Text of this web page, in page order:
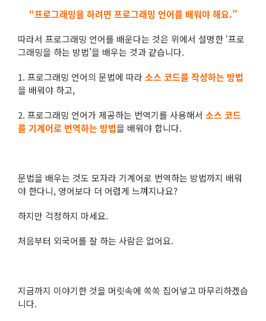
“프로그래밍을 하려면 프로그래밍 언어를 배워야 해요.”
따라서 프로그래밍 언어를 배운다는 것은 위에서 설명한 ‘프로
그래밍을 하는 방법’을 배우는 것과 같습니다.
1. 프로그래밍 언어의 문법에 따라소스 코드를 작성하는 방법
을 배워야 하고,
2. 프로그래밍 언어가 제공하는 번역기를 사용해서 소스 코드
를 기계어로 번역하는 방법을 배워야 합니다.
문법을 배우는 것도 모자라 기계어로 번역하는 방법까지 배워
야 한다니, 영어보다 더 어렵게 느껴지나요?
하지만 걱정하지 마세요.
처음부터 외국어를 잘 하는 사람은 없어요.
지금까지 이야기한 것을 머릿속에 쏙쏙 집어넣고 마무리하겠습
니다.